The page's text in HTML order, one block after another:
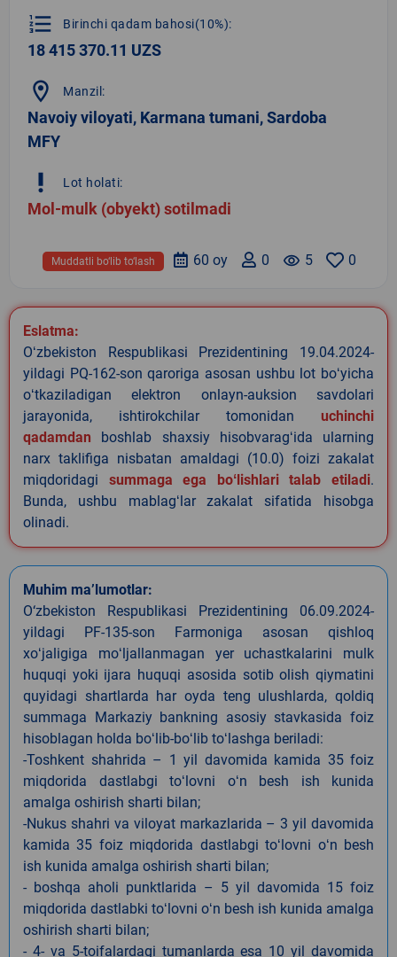
format_list_numbered Birinchi qadam bahosi(10%):
18 415 370.11 UZS
location_on Manzil:
Navoiy viloyati, Karmana tumani, Sardoba
MFY
priority_high Lot holati:
Mol-mulk (obyekt) sotilmadi
0
remove_red_eye 5
0
60 oy
Muddatli bo‘lib to‘lash
Eslatma:
Oʻzbekiston Respublikasi Prezidentining 19.04.2024-
yildagi PQ-162-son qaroriga asosan ushbu lot boʻyicha
oʻtkaziladigan elektron onlayn-auksion savdolari
jarayonida, ishtirokchilar tomonidan uchinchi
qadamdan boshlab shaxsiy hisobvaragʻida ularning
narx taklifiga nisbatan amaldagi (10.0) foizi zakalat
miqdoridagi summaga ega boʻlishlari talab etiladi.
Bunda, ushbu mablagʻlar zakalat sifatida hisobga
olinadi.
Muhim ma’lumotlar:
O‘zbekiston Respublikasi Prezidentining 06.09.2024-
yildagi PF-135-son Farmoniga asosan qishloq
xoʻjaligiga moʻljallanmagan yer uchastkalarini mulk
huquqi yoki ijara huquqi asosida sotib olish qiymatini
quyidagi shartlarda har oyda teng ulushlarda, qoldiq
summaga Markaziy bankning asosiy stavkasida foiz
hisoblagan holda boʻlib-boʻlib toʻlashga beriladi:
-Toshkent shahrida – 1 yil davomida kamida 35 foiz
miqdorida dastlabgi toʻlovni oʻn besh ish kunida
amalga oshirish sharti bilan;
-Nukus shahri va viloyat markazlarida – 3 yil davomida
kamida 35 foiz miqdorida dastlabgi toʻlovni oʻn besh
ish kunida amalga oshirish sharti bilan;
- boshqa aholi punktlarida – 5 yil davomida 15 foiz
miqdorida dastlabki toʻlovni oʻn besh ish kunida amalga
oshirish sharti bilan;
- 4- va 5-toifalardagi tumanlarda esa 10 yil davomida